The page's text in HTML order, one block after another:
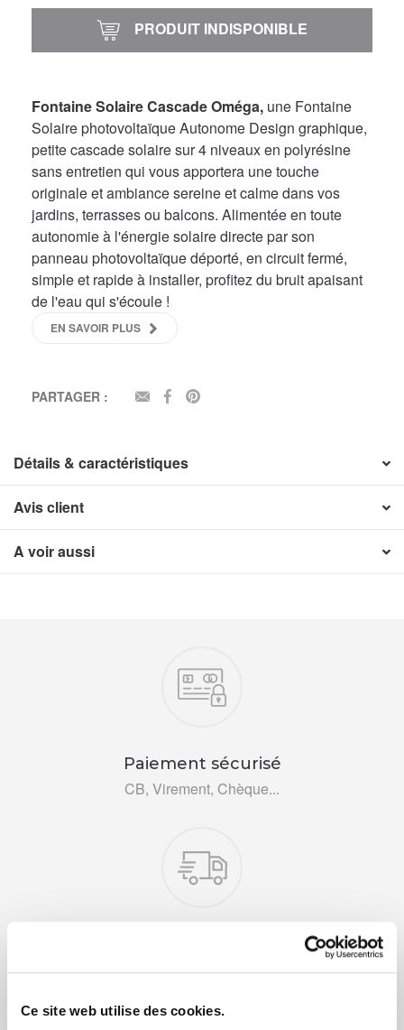
Ce site web utilise des cookies.
PRODUIT INDISPONIBLE
Fontaine Solaire Cascade Oméga, une Fontaine
Solaire photovoltaïque Autonome Design graphique,
petite cascade solaire sur 4 niveaux en polyrésine
sans entretien qui vous apportera une touche
originale et ambiance sereine et calme dans vos
jardins, terrasses ou balcons. Alimentée en toute
autonomie à l'énergie solaire directe par son
panneau photovoltaïque déporté, en circuit fermé,
simple et rapide à installer, profitez du bruit apaisant
de l'eau qui s'écoule !
EN SAVOIR PLUS
PARTAGER : EMAILFACEBOOK
Détails & caractéristiques
Avis client
A voir aussi
Paiement sécurisé
CB, Virement, Chèque...
Via DPD ou colissimo